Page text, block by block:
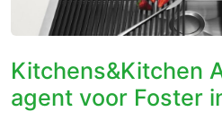
Kitchens&Kitchen
agent voor Foster